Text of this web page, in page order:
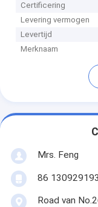
Certificering
Levering vermogen
Levertijd
Merknaam
Mrs. Feng
86
Road van